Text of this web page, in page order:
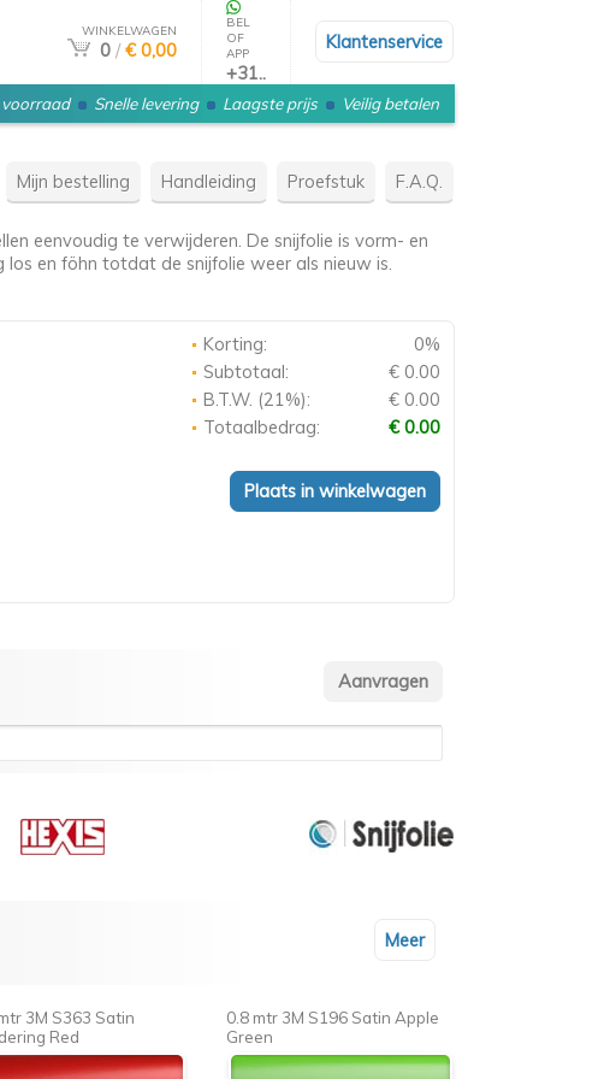
WINKELWAGEN
0 / € 0,00
BEL
OF
APP
+31..
Klantenservice
voorraad Snelle levering Laagste prijs Veilig betalen
Mijn bestelling Handleiding Proefstuk F.A.Q.
eenvoudig te verwijderen. De snijfolie is vorm- en
en föhn totdat de snijfolie weer als nieuw is.
Korting:
0%
Subtotaal:
€ 0.00
B.T.W. (21%):
€ 0.00
Totaalbedrag:
€ 0.00
Meer
3M S363 Satin
Red
0.8 mtr 3M S196 Satin Apple
Green